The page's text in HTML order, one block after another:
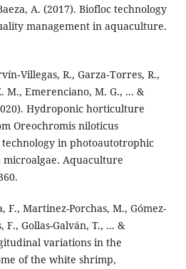
A. (2017). Biofloc technology
management in aquaculture.
R., Garza‐Torres, R.,
M., Emerenciano, M. G., ... &
Hydroponic horticulture
Oreochromis niloticus
in photoautotrophic
Aquaculture
F., Martinez-Porchas, M., Gómez-
F., Gollas-Galván, T., ... &
variations in the
of the white shrimp,